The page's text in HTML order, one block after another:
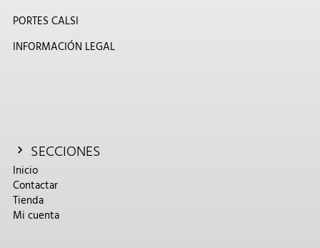
PORTES CALSI
INFORMACIÓN LEGAL
SECCIONES
Inicio
Contactar
Tienda
Mi cuenta